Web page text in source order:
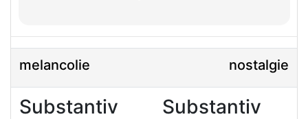
melancolie nostalgie
Substantiv Substantiv